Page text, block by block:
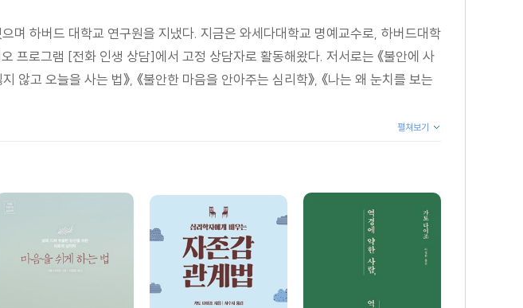
며 하버드 대학교 연구원을 지냈다. 지금은 와세다대학교 명예교수로, 하버드대학
프로그램 [전화 인생 상담]에서 고정 상담자로 활동해왔다. 저서로는 《불안에 사
않고 오늘을 사는 법》, 《불안한 마음을 안아주는 심리학》, 《나는 왜 눈치를 보는
펼쳐보기